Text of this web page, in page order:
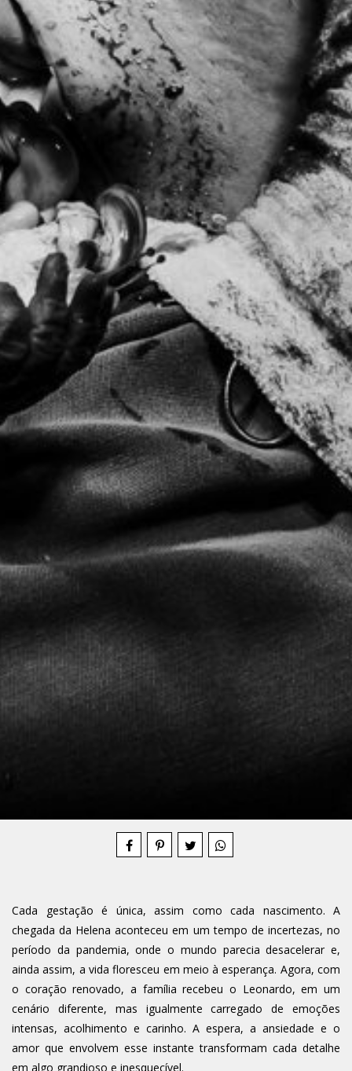
Cada gestação é única, assim como cada nascimento. A
chegada da Helena aconteceu em um tempo de incertezas, no
período da pandemia, onde o mundo parecia desacelerar e,
ainda assim, a vida floresceu em meio à esperança. Agora, com
o coração renovado, a família recebeu o Leonardo, em um
cenário diferente, mas igualmente carregado de emoções
intensas, acolhimento e carinho. A espera, a ansiedade e o
amor que envolvem esse instante transformam cada detalhe
em algo grandioso e inesquecível.